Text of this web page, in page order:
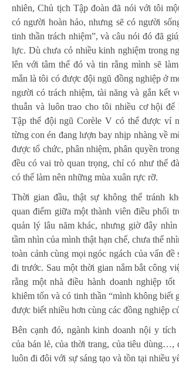
nhiên, Chủ tịch Tập đoàn đã nói với tôi
có người hoàn hảo, nhưng sẽ có người
tinh thần trách nhiệm”, và câu nói đó đã
lực. Dù chưa có nhiều kinh nghiệm trong
lên với tâm thế đó và tin rằng mình sẽ
mắn là tôi có được đội ngũ đồng nghiệp ở
người có trách nhiệm, tài năng và gắn kết
thuẫn và luôn trao cho tôi nhiều cơ hội để
Tập thể đội ngũ Corèle V có thể được ví
từng con én đang lượn bay nhịp nhàng về
được tổ chức, phân nhiệm, phân quyền
đều có vai trò quan trọng, chỉ có như thế
có thể làm nên những mùa xuân rực rỡ.
Thời gian đầu, thật sự không thể tránh
quan điểm giữa một thành viên điều phối
quản lý lâu năm khác, nhưng giờ đây
tầm nhìn của mình thật hạn chế, chưa thể
toàn cảnh cùng mọi ngóc ngách của vấn
đi trước. Sau một thời gian nắm bắt công
rằng một nhà điều hành doanh nghiệp
khiêm tốn và có tinh thần “mình không biết
được biết nhiều hơn cùng các đồng nghiệp
Bên cạnh đó, ngành kinh doanh nội y tích
của bán lẻ, của thời trang, của tiêu dùng…,
luôn đi đôi với sự sáng tạo và tồn tại nhiều